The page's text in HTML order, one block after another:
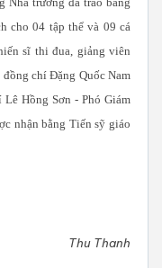
cho 04 tập thể và 09 cá
sĩ thi đua, giảng viên
chí Đặng Quốc Nam
Hồng Sơn - Phó Giám
nhận bằng Tiến sỹ giáo
Thu Thanh